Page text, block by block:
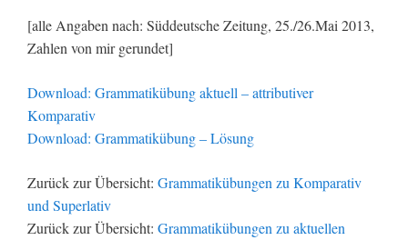
[alle Angaben nach: Süddeutsche Zeitung, 25./26.Mai 2013,
Zahlen von mir gerundet]
Download: Grammatikübung aktuell – attributiver
Komparativ
Download: Grammatikübung – Lösung
Zurück zur Übersicht: Grammatikübungen zu Komparativ
und Superlativ
Zurück zur Übersicht: Grammatikübungen zu aktuellen